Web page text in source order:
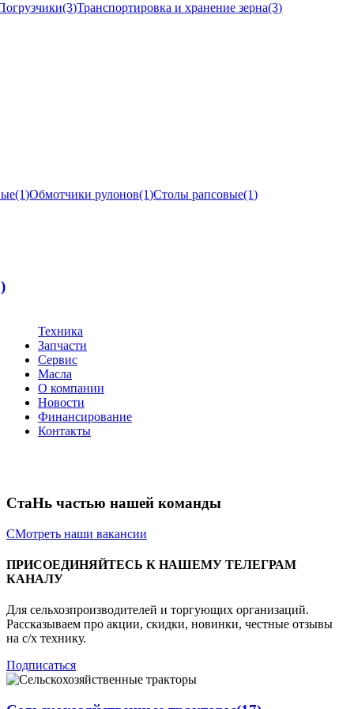
(3)Транспортировка и хранение зерна(3)
(1)Обмотчики рулонов(1)Столы рапсовые(1)
Техника
Запчасти
Сервис
Масла
О компании
Новости
Финансирование
Контакты
СтаНь частью нашей команды
СМотреть наши вакансии
ПРИСОЕДИНЯЙТЕСЬ К НАШЕМУ ТЕЛЕГРАМ
КАНАЛУ
Для сельхозпроизводителей и торгующих организаций.
Рассказываем про акции, скидки, новинки, честные отзывы
на с/х технику.
Подписаться